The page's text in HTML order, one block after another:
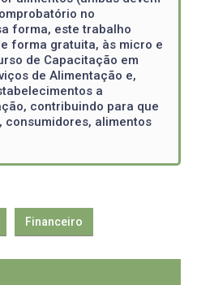
no
forma, este trabalho
forma gratuita, às micro e
de Capacitação em
de Alimentação e,
a
contribuindo para que
consumidores, alimentos
Financeiro